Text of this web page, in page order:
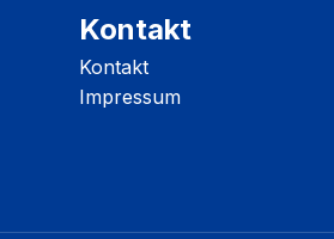
Kontakt
Kontakt
Impressum